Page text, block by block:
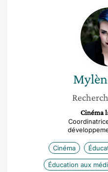
Cinéma
Cinéma
Éducation aux